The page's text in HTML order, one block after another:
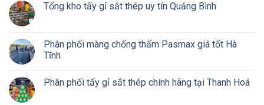
Tổng kho tẩy gỉ sắt thép uy tín Quảng Bình
Phân phối màng chống thấm Pasmax giá tốt Hà
Tĩnh
Phân phối tẩy gỉ sắt thép chính hãng tại Thanh Hoá